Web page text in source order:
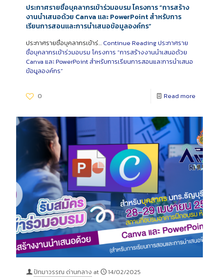
ประกาศรายชื่อบุคลากรเข้าร่วมอบรม โครงการ “การสร้าง
งานนำเสนอด้วย Canva และ PowerPoint สำหรับการ
เรียนการสอนและการนำเสนอข้อมูลองค์กร”
ประกาศรายชื่อบุคลากรเข้าร่… Continue Readingประกาศราย
ชื่อบุคลากรเข้าร่วมอบรม โครงการ “การสร้างงานนำเสนอด้วย
Canva และ PowerPoint สำหรับการเรียนการสอนและการนำเสนอ
ข้อมูลองค์กร”
0 Read more
ปัทมาวรรณ ด่านกลาง at 14/02/2025